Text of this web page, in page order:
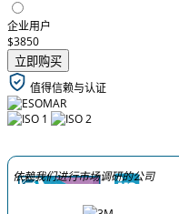
企业用户
$3850
立即购买
值得信赖与认证
依赖我们进行市场调研的公司